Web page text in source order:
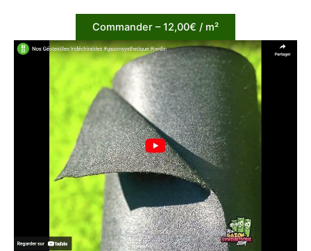
Commander – 12,00€ / m²